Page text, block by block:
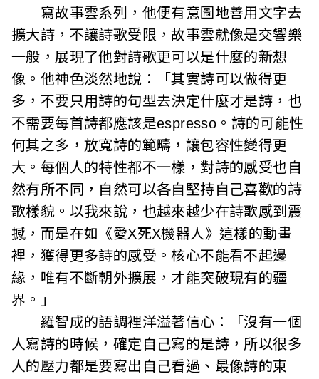
寫故事雲系列，他便有意圖地善用文字去
擴大詩，不讓詩歌受限，故事雲就像是交響樂
一般，展現了他對詩歌更可以是什麼的新想
像。他神色淡然地說：「其實詩可以做得更
多，不要只用詩的句型去決定什麼才是詩，也
不需要每首詩都應該是espresso。詩的可能性
何其之多，放寬詩的範疇，讓包容性變得更
大。每個人的特性都不一樣，對詩的感受也自
然有所不同，自然可以各自堅持自己喜歡的詩
歌樣貌。以我來說，也越來越少在詩歌感到震
撼，而是在如《愛X死X機器人》這樣的動畫
裡，獲得更多詩的感受。核心不能看不起邊
緣，唯有不斷朝外擴展，才能突破現有的疆
界。」
羅智成的語調裡洋溢著信心：「沒有一個
人寫詩的時候，確定自己寫的是詩，所以很多
人的壓力都是要寫出自己看過、最像詩的東